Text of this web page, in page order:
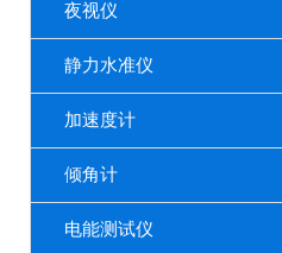
夜视仪
静力水准仪
加速度计
倾角计
电能测试仪